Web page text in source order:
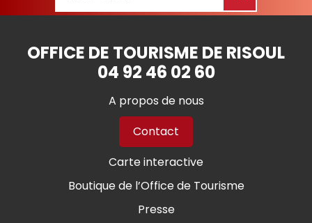
OFFICE DE TOURISME DE RISOUL
04 92 46 02 60
A propos de nous
Contact
Carte interactive
Boutique de l’Office de Tourisme
Presse